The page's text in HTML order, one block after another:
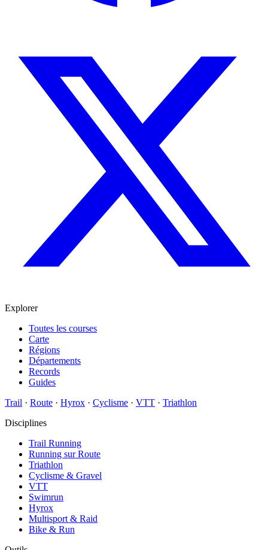
Explorer
Toutes les courses
Carte
Régions
Départements
Records
Guides
Trail · Route · Hyrox · Cyclisme · VTT · Triathlon
Disciplines
Trail Running
Running sur Route
Triathlon
Cyclisme & Gravel
VTT
Swimrun
Hyrox
Multisport & Raid
Bike & Run